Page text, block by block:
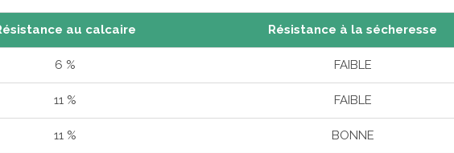
au calcaire Résistance à la sécheresse
6 % FAIBLE
11 % FAIBLE
11 % BONNE